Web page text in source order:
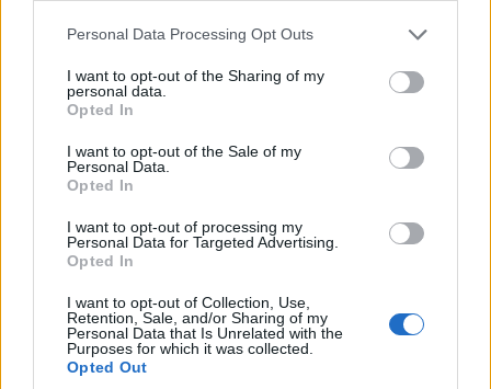
rechazar tal procesamiento. Puede cambiar sus preferencias
a este sitio y haciendo clic en el botón "Privacidad" en la
parte inferior de la página web.
Please note that this website/app uses one or more Google
services and may gather and store information including but
not limited to your visit or usage behaviour. You may click to
use your data for below specified purposes in below Google
consent section.
Personal Data Processing Opt Outs
I want to opt-out of the Sharing of my
personal data.
Opted In
I want to opt-out of the Sale of my
Personal Data.
Opted In
I want to opt-out of processing my
Personal Data for Targeted Advertising.
Opted In
I want to opt-out of Collection, Use,
Retention, Sale, and/or Sharing of my
Personal Data that Is Unrelated with the
Purposes for which it was collected.
Opted Out
el objetivo es avanzar hacia administraciones más
demandas actuales de los ciudadanos.
Martín de la Leona ha explicado que la formación,
inicialmente dirigida a los trabajadores de la propia
institución, se ha ampliado con éxito a los empleados